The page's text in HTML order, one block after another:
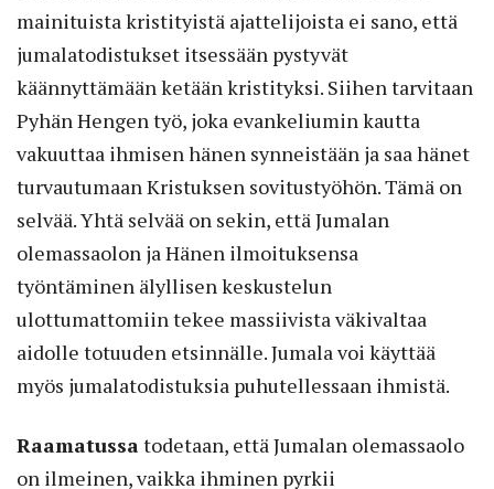
mainituista kristityistä ajattelijoista ei sano, että
jumalatodistukset itsessään pystyvät
käännyttämään ketään kristityksi. Siihen tarvitaan
Pyhän Hengen työ, joka evankeliumin kautta
vakuuttaa ihmisen hänen synneistään ja saa hänet
turvautumaan Kristuksen sovitustyöhön. Tämä on
selvää. Yhtä selvää on sekin, että Jumalan
olemassaolon ja Hänen ilmoituksensa
työntäminen älyllisen keskustelun
ulottumattomiin tekee massiivista väkivaltaa
aidolle totuuden etsinnälle. Jumala voi käyttää
myös jumalatodistuksia puhutellessaan ihmistä.
Raamatussatodetaan, että Jumalan olemassaolo
on ilmeinen, vaikka ihminen pyrkii